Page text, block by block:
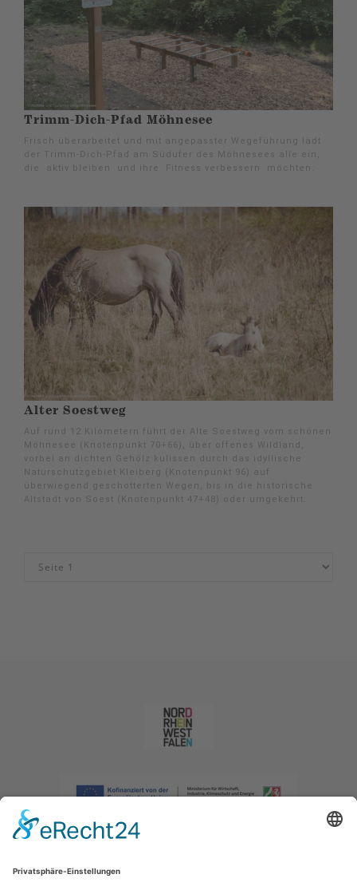
Trimm-Dich-Pfad Möhnesee
Frisch überarbeitet und mit angepasster Wegeführung lädt
der Trimm-Dich-Pfad am Südufer des Möhnesees alle ein,
die aktiv bleiben und ihre Fitness verbessern möchten.
Alter Soestweg
Auf rund 12 Kilometern führt der Alte Soestweg vom schönen
Möhnesee (Knotenpunkt 70+66), über offenes Wildland,
vorbei an dichten Gehölz kulissen durch das idyllische
Naturschutzgebiet Kleiberg (Knotenpunkt 96) auf
überwiegend geschotterten Wegen, bis in die historische
Altstadt von Soest (Knotenpunkt 47+48) oder umgekehrt.